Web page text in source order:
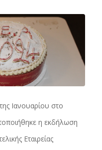
Ιανουαρίου στο
η εκδήλωση
Εταιρείας